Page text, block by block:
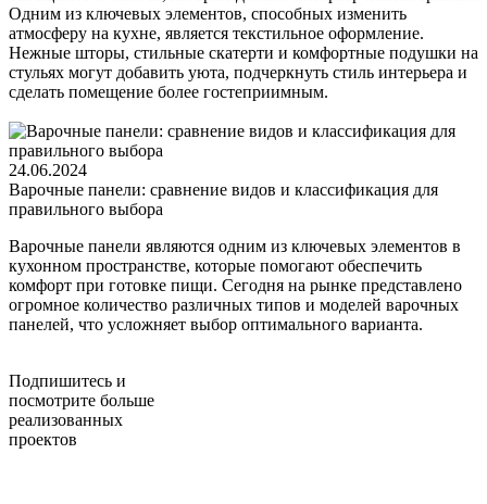
Одним из ключевых элементов, способных изменить
атмосферу на кухне, является текстильное оформление.
Нежные шторы, стильные скатерти и комфортные подушки на
стульях могут добавить уюта, подчеркнуть стиль интерьера и
сделать помещение более гостеприимным.
24.06.2024
Варочные панели: сравнение видов и классификация для
правильного выбора
Варочные панели являются одним из ключевых элементов в
кухонном пространстве, которые помогают обеспечить
комфорт при готовке пищи. Сегодня на рынке представлено
огромное количество различных типов и моделей варочных
панелей, что усложняет выбор оптимального варианта.
Подпишитесь и
посмотрите больше
реализованных
проектов